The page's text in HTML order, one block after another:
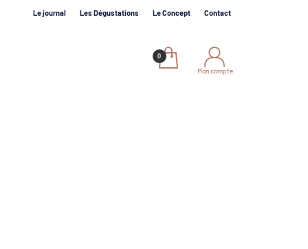
Le journal Les Dégustations Le Concept Contact
Mon compte